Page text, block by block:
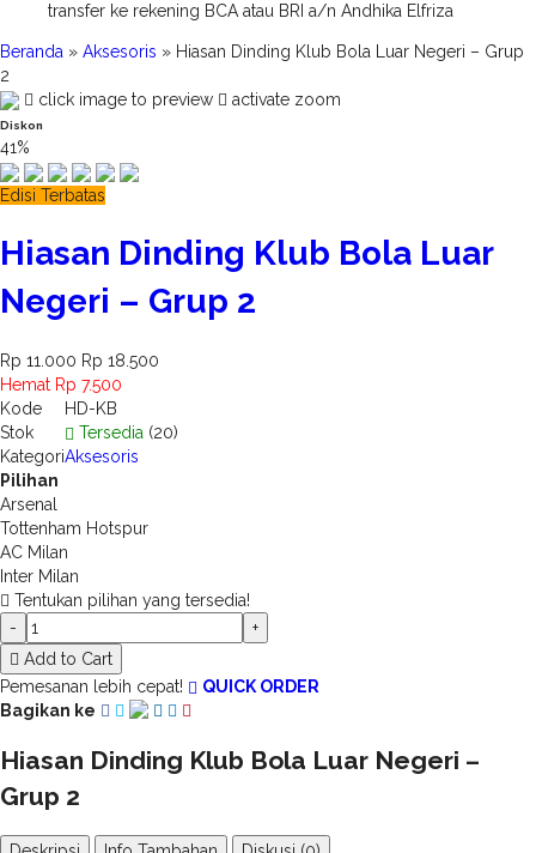
transfer ke rekening BCA atau BRI a/n Andhika Elfriza
Beranda » Aksesoris » Hiasan Dinding Klub Bola Luar Negeri – Grup
2
click image to preview
activate zoom
Diskon
41%
Edisi Terbatas
Hiasan Dinding Klub Bola Luar
Negeri – Grup 2
Rp 11.000 Rp 18.500
Hemat Rp 7.500
Kode
HD-KB
Stok
Tersedia (20)
KategoriAksesoris
Pilihan
Arsenal
Tottenham Hotspur
AC Milan
Inter Milan
Tentukan pilihan yang tersedia!
-
+
Add to Cart
Pemesanan lebih cepat!
QUICK ORDER
Bagikan ke
Hiasan Dinding Klub Bola Luar Negeri –
Grup 2